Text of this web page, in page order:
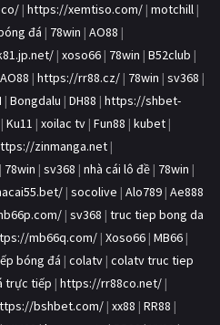
| https://xemtiso.com/ | motchill |
đá | 78win | AO88 |
| xoso66 | 78win | B52club |
AO88 | https://rr88.cz/ | 78win | sv368 |
| Bongdalu | DH88 | https://shbet-
| Ku11 | xoilac tv | Fun88 | kubet |
zinmanga.net |
| 78win | sv368 | nhà cái lô đề | 78win |
| socolive | Alo789 | Ae888
| sv368 | truc tiep bong da
mb66q.com/ | Xoso66 | MB66 |
bóng đá | colatv | colatv truc tiep
trực tiếp | https://rr88co.net/ |
bshbet.com/ | xx88 | RR88 |